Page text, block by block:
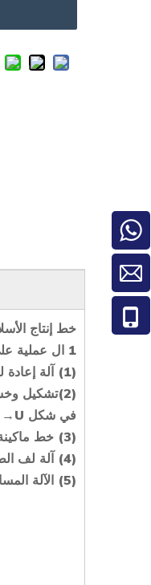
خط إنتاج
1 ال عملية
(1) آلة إعادة لف الشريط (آلة الدفع + الراقصة + آلة رفع الشريط)
(2)
تشكيل
في شكل U →
(3) خط ماكينة الرسم LZ8/400 (من 2.8 إلى 1.2/1.6 مم) + ماكينة تلميع + ماكينة رفع
(4) آلة لف الطبقات لـ 20 كجم لكل عبوة
(5) الآلة المساعدة آلة اللحام التناكبي A-Strip
ب-
ج-